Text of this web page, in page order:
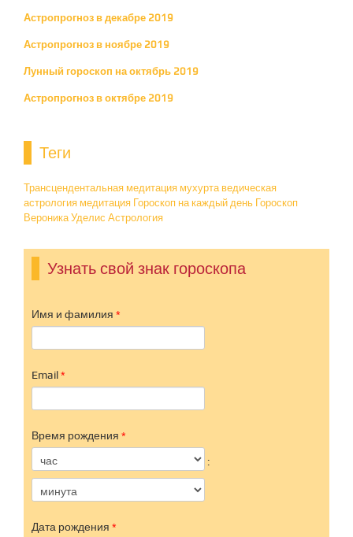
Астропрогноз в декабре 2019
Астропрогноз в ноябре 2019
Лунный гороскоп на октябрь 2019
Астропрогноз в октябре 2019
Теги
Трансцендентальная медитация мухурта ведическая
астрология медитация Гороскоп на каждый день Гороскоп
Вероника Уделис Астрология
Узнать свой знак гороскопа
Имя и фамилия *
Email*
Время рождения *
:
Дата рождения *